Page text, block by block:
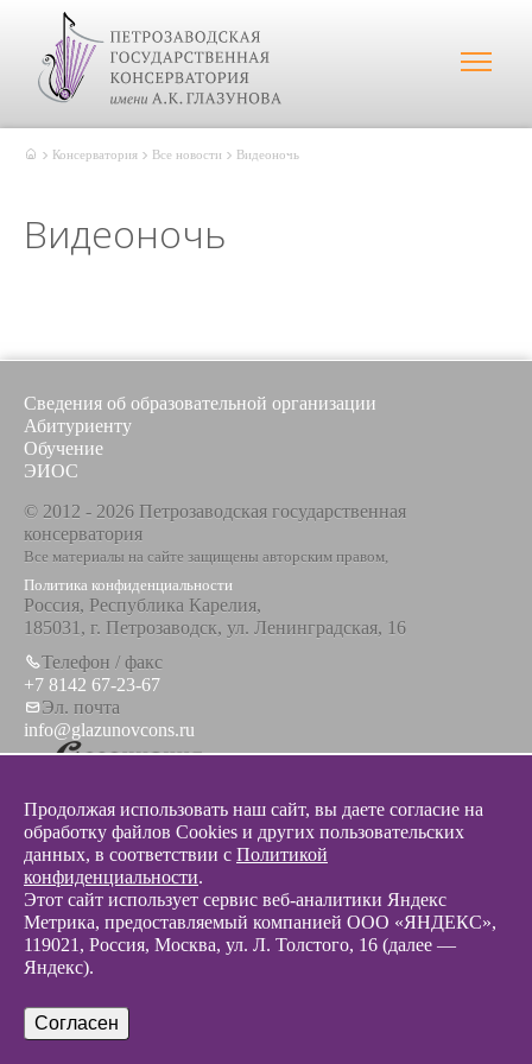
Консерватория Все новости Видеоночь
Видеоночь
Сведения об образовательной организации
Абитуриенту
Обучение
ЭИОС
© 2012 - 2026 Петрозаводская государственная
консерватория
Все материалы на сайте защищены авторским правом,
Политика конфиденциальности
Россия, Республика Карелия,
185031, г. Петрозаводск, ул. Ленинградская, 16
Телефон / факс
+7 8142 67-23-67
Эл. почта
info@glazunovcons.ru
© 2012 - 2026 Разработка и поддержка сайта ООО «
Продолжая использовать наш сайт, вы даете согласие на
обработку файлов Cookies и других пользовательских
данных, в соответствии с Политикой
конфиденциальности.
Этот сайт использует сервис веб-аналитики Яндекс
Метрика, предоставляемый компанией ООО «ЯНДЕКС»,
119021, Россия, Москва, ул. Л. Толстого, 16 (далее —
Яндекс).
Согласен